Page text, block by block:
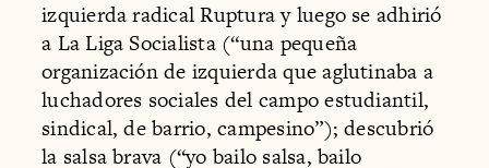
izquierda radical Ruptura y luego se adhirió
a La Liga Socialista (“una pequeña
organización de izquierda que aglutinaba a
luchadores sociales del campo estudiantil,
sindical, de barrio, campesino”); descubrió
la salsa brava (“yo bailo salsa, bailo